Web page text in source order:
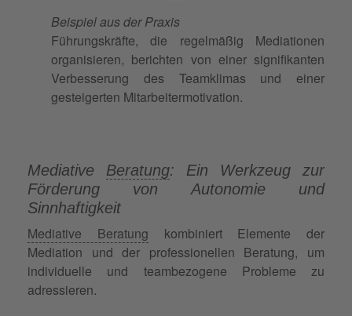
Beispiel aus der Praxis
Führungskräfte, die regelmäßig Mediationen
organisieren, berichten von einer signifikanten
Verbesserung des Teamklimas und einer
gesteigerten Mitarbeitermotivation.
Mediative Beratung: Ein Werkzeug zur
Förderung von Autonomie und
Sinnhaftigkeit
Mediative Beratung kombiniert Elemente der
Mediation und der professionellen Beratung, um
individuelle und teambezogene Probleme zu
adressieren.